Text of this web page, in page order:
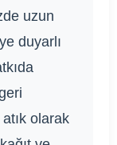
uzun
duyarlı
atık olarak